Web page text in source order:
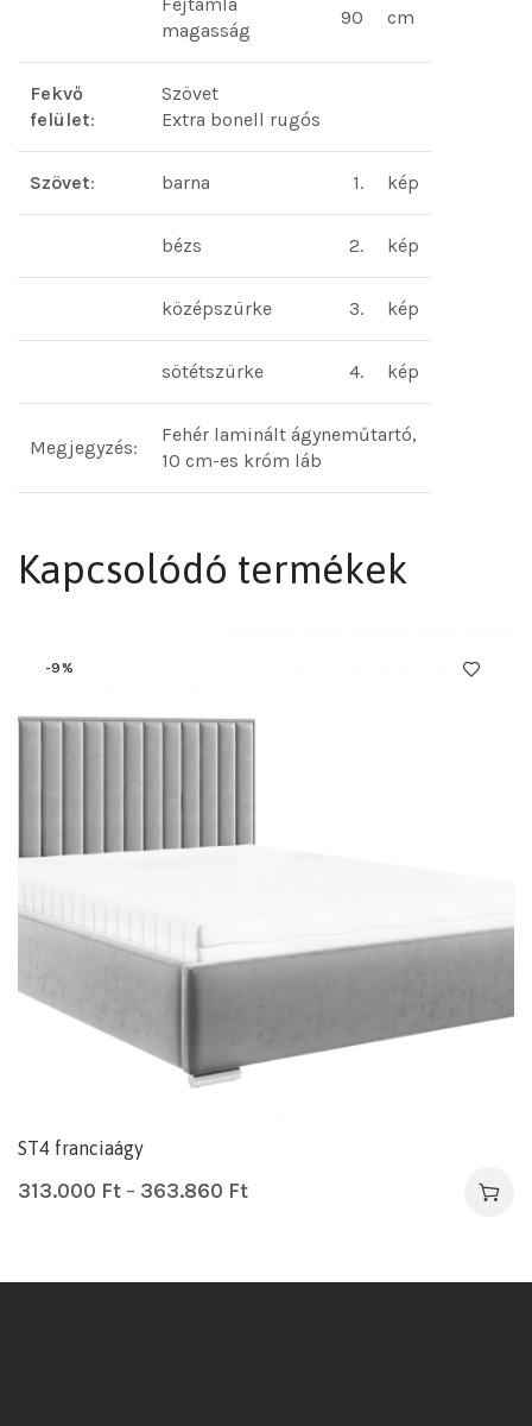
Fejtámla
magasság
90 cm
Fekvő
felület:
Szövet
Extra bonell rugós
Szövet: barna 1. kép
bézs 2. kép
középszürke 3. kép
sötétszürke 4. kép
Megjegyzés:
Fehér laminált ágyneműtartó,
10 cm-es króm láb
Kapcsolódó termékek
-9%
ST4 franciaágy
313.000 Ft – 363.860 Ft